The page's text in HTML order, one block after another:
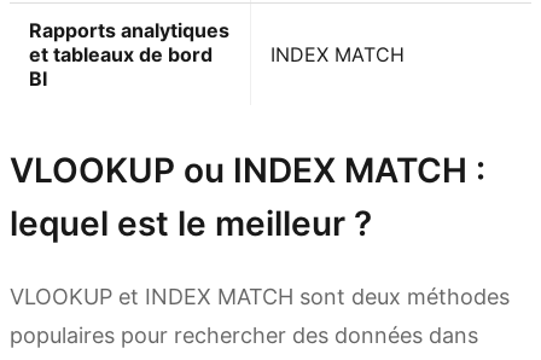
Rapports analytiques
et tableaux de bord
BI
INDEX MATCH
VLOOKUP ou INDEX MATCH :
lequel est le meilleur ?
VLOOKUP et INDEX MATCH sont deux méthodes
populaires pour rechercher des données dans